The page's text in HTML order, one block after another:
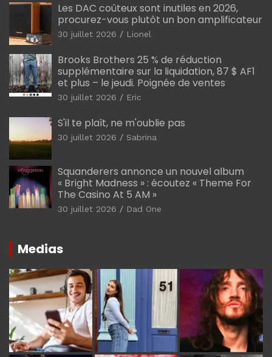
Les DAC coûteux sont inutiles en 2026,
procurez-vous plutôt un bon amplificateur
30 juillet 2026 Lionel
Brooks Brothers 25 % de réduction
supplémentaire sur la liquidation, 87 $ AF1
et plus – le jeudi. Poignée de ventes
30 juillet 2026 Eric
S'il te plaît, ne m'oublie pas
30 juillet 2026 Sabrina
Squanderers annonce un nouvel album
« Bright Madness » : écoutez « Theme For
The Casino At 5 AM »
30 juillet 2026 Dad One
Medias